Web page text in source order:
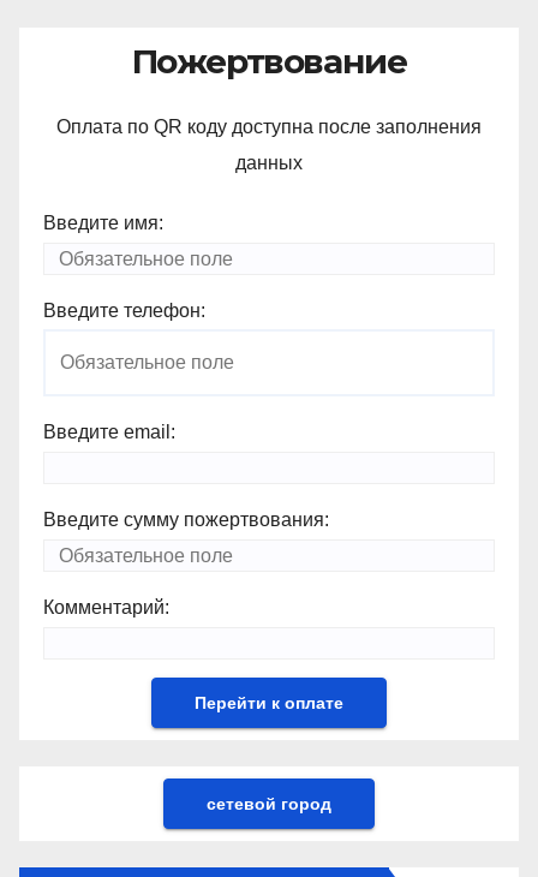
Пожертвование
Оплата по QR коду доступна после заполнения
данных
Введите имя:
Введите телефон:
Введите email:
Введите сумму пожертвования:
Комментарий:
сетевой город